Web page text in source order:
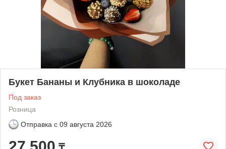
Букет Бананы и Клубника в шоколаде
Под заказ
Розница
Отправка с 09 августа 2026